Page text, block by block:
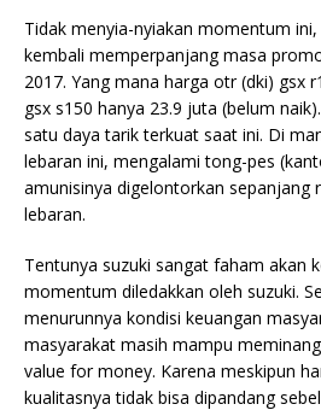
Tidak menyia-nyiakan momentum ini,
kembali memperpanjang masa
2017. Yang mana harga otr (dki) gsx
gsx s150 hanya 23.9 juta (belum
satu daya tarik terkuat saat ini. Di
lebaran ini, mengalami tong-pes
amunisinya digelontorkan sepanjang
lebaran.
Tentunya suzuki sangat faham akan
momentum diledakkan oleh suzuki.
menurunnya kondisi keuangan
masyarakat masih mampu
value for money. Karena meskipun
kualitasnya tidak bisa dipandang